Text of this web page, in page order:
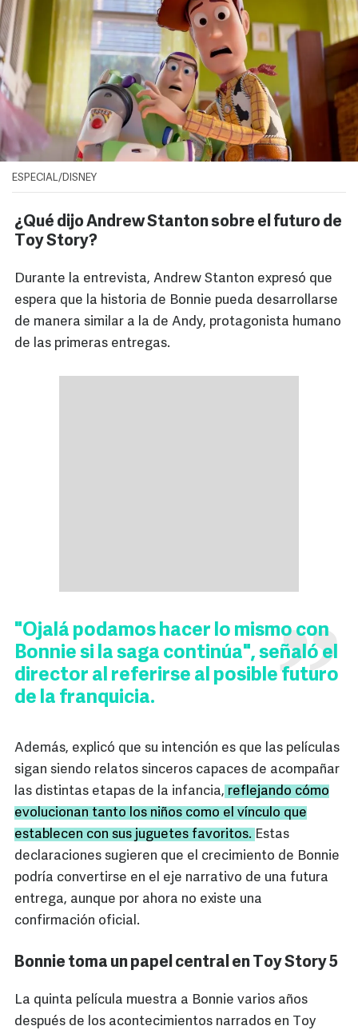
ESPECIAL/DISNEY
¿Qué dijo Andrew Stanton sobre el futuro de
Toy Story?
Durante la entrevista, Andrew Stanton expresó que
espera que la historia de Bonnie pueda desarrollarse
de manera similar a la de Andy, protagonista humano
de las primeras entregas.
"Ojalá podamos hacer lo mismo con
Bonnie si la saga continúa", señaló el
director al referirse al posible futuro
de la franquicia.
Además, explicó que su intención es que las películas
sigan siendo relatos sinceros capaces de acompañar
las distintas etapas de la infancia, reflejando cómo
evolucionan tanto los niños como el vínculo que
establecen con sus juguetes favoritos. Estas
declaraciones sugieren que el crecimiento de Bonnie
podría convertirse en el eje narrativo de una futura
entrega, aunque por ahora no existe una
confirmación oficial.
Bonnie toma un papel central en Toy Story 5
La quinta película muestra a Bonnie varios años
después de los acontecimientos narrados en Toy